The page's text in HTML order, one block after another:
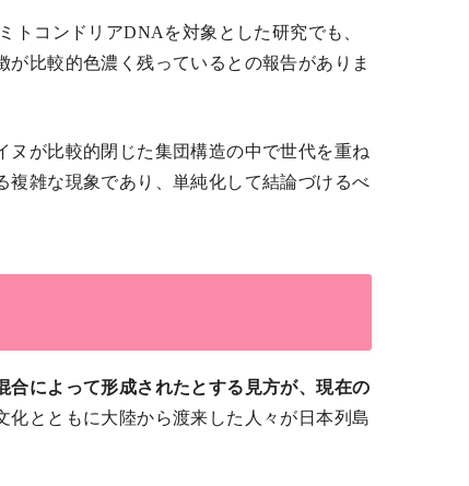
トコンドリアDNAを対象とした研究でも、
比較的色濃く残っているとの報告がありま
ヌが比較的閉じた集団構造の中で世代を重ね
雑な現象であり、単純化して結論づけるべ
によって形成されたとする見方が、現在の
とともに大陸から渡来した人々が日本列島